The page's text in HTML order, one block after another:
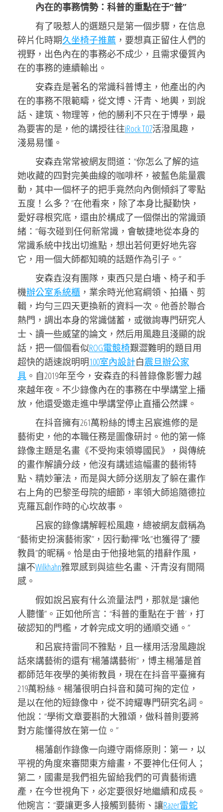
內在的事務情勢：科普的重點在于“普”
有了吸惹人的選題只是第一個步驟，在信息
碎片化時期久坐椅子推薦 ，要想真正留住人們的
視野，出色內在的事務必不成少，且需求優質內
在的事務的連續輸出。
安森垚是著名的常識科普博主，他產出的內
在的事務不限範疇，從文博、汗青、地輿，到說
話、建筑、物理等，他的勝利不只在于博學，最
為要害的是，他的講授往往iRock T07活潑風趣，
淺易易懂。
安森垚常常被網友問道：“你怎么了解的這
她收藏的四對完美曲線的咖啡杯，被藍色能量震
動，其中一個杯子的把手竟然向內側傾斜了零點
五度！么多？”在他看來，除了本身比擬勤快，
愛好尋根究底，還由於構成了一個傑出的常識頭
緒：“每次碰到任何新常識，會敏捷地從本身的
常識系統中找出切進點，想出若何更好地先容
它，用一個大師都知曉的話題作為引子。”
安森垚沒有團隊，東西只是白墻、椅子和手
機辦公室系統櫃 ，業余時光他寫綱領、拍攝、剪
輯，均勻三四天更換新的資料一次。他善於聯合
熱門，調出本身的常識儲蓄，或徵詢專門研究人
士、讀一些威望的論文，然后用風趣且淺顯的說
話，把一個個看似ROG電競椅艱澀難明的題目用
超快的語速說明明100室內設計白震旦辦公家
具 。自2019年至今，安森垚的科普錄像影響力越
來越年夜。不少錄像內在的事務在中學講堂上播
放，他還受邀走進中學講堂停止直播公然課。
在抖音擁有261萬粉絲的博主呂宸進修的是
藝術史，他的本職任務是圖像研討。他的第一條
錄像主題是名畫《不受拘束領導國民》，與傳統
的畫作解讀分歧，他沒有講述這幅畫的藝術特
點、精妙筆法，而是與大師分送朋友了躲在畫作
右上角的巴黎圣母院的細節，率領大師追隨德拉
克羅瓦創作時的心坎故事。
呂宸的錄像講解輕松風趣，總被網友戲稱為
“藝術史扮演藝術家”，因行動禪“吆”也獲得了“腰
教員”的昵稱。恰是由于他接地氣的措辭作風，
讓不Wilkhahn雅眾感到與這些名畫、汗青沒有間隔
感。
假如說呂宸有什么流量法門，那就是“讓他
人聽懂”。正如他所言：“科普的重點在于‘普’，打
破認知的門檻，才幹完成文明的通順交通。”
和呂宸持雷同不雅點，且一樣用活潑風趣說
話來講藝術的還有“楊藩講藝術”，博主楊藩是首
都師范年夜學的美術教員，現在在抖音平臺擁有
219萬粉絲。楊藩很明白抖音和藹可掬的定位，
是以在他的短錄像中，從不誇耀專門研究名詞。
他說：“學術文章要斟酌大雅頌，做科普則要將
對方能懂得放在第一位。”
楊藩創作錄像一向遵守兩條原則：第一，以
平視的角度來審閱東方繪畫，不要神化任何人；
第二，國畫是我們祖先留給我們的可貴藝術遺
產，在今世視角下，必定要很好地繼續和成長。
他婉言：“要讓更多人接觸到藝術、讓Razer雷蛇